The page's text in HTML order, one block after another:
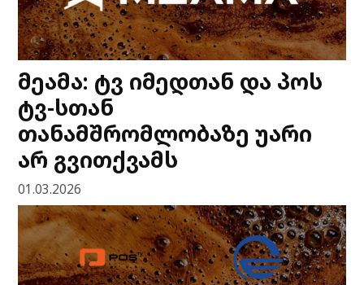
მეამა: ტვ იმედთან და პოს
ტვ-სთან
თანამშრომლობაზე უარი
არ გვითქვამს
01.03.2026